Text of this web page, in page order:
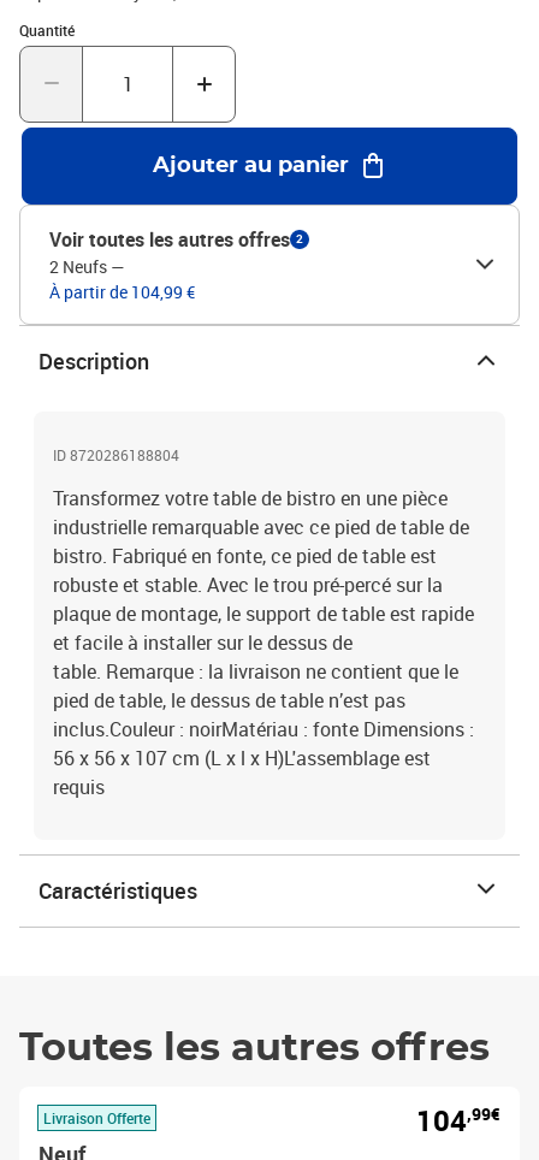
Quantité
Quantité : 1
Ajouter au panier
Voir toutes les autres offres 2
2 Neufs —
À partir de 104,99 €
Description
ID 8720286188804
Transformez votre table de bistro en une pièce
industrielle remarquable avec ce pied de table de
bistro. Fabriqué en fonte, ce pied de table est
robuste et stable. Avec le trou pré-percé sur la
plaque de montage, le support de table est rapide
et facile à installer sur le dessus de
table. Remarque : la livraison ne contient que le
pied de table, le dessus de table n’est pas
inclus.Couleur : noirMatériau : fonte Dimensions :
56 x 56 x 107 cm (L x l x H)L'assemblage est
requis
Caractéristiques
Toutes les autres offres
Livraison Offerte
Neuf
104,99€